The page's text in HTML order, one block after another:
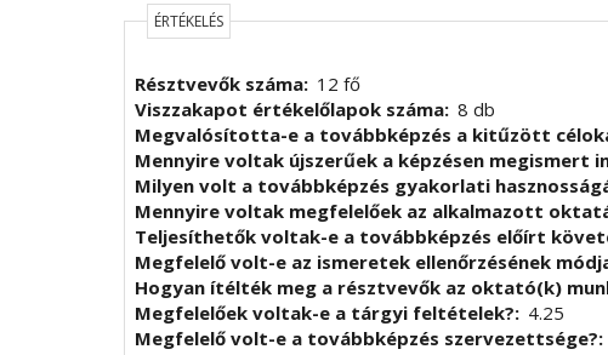
ÉRTÉKELÉS
Résztvevők száma
12 fő
Viszzakapot értékelőlapok száma 8 db
Megvalósította-e a továbbképzés a kitűzött
Mennyire voltak újszerűek a képzésen megismert
Milyen volt a továbbképzés gyakorlati
Mennyire voltak megfelelőek az alkalmazott
Teljesíthetők voltak-e a továbbképzés előírt
Megfelelő volt-e az ismeretek ellenőrzésének
Hogyan ítélték meg a résztvevők az oktató(k)
Megfelelőek voltak-e a tárgyi feltételek?
4.25
Megfelelő volt-e a továbbképzés szervezettsége?